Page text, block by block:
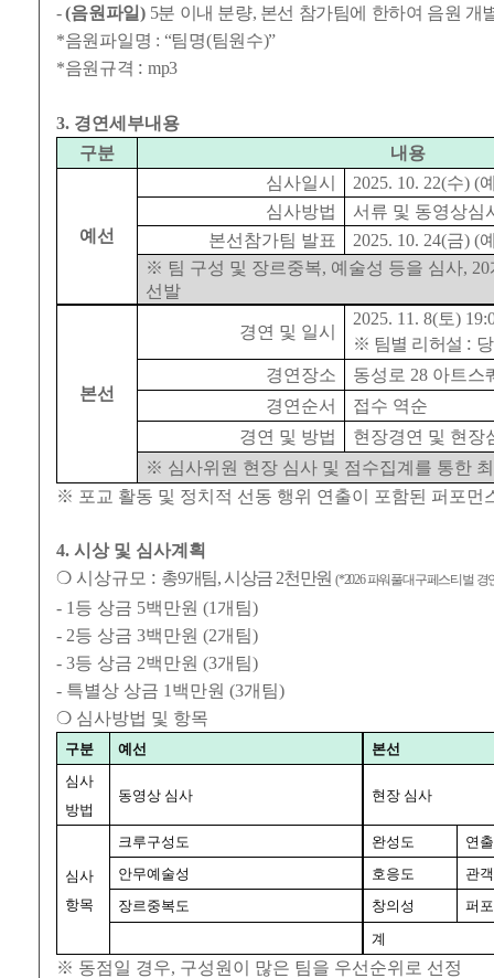
-(음원파일) 5분 이내 분량, 본선 참가팀에 한하여 음원 개
*음원파일명 : “팀명(팀원수)”
*음원규격 :mp3
3. 경연세부내용
구분
내용
예선
심사일시 2025. 10. 22(수) (
심사방법
서류 및 동영상심
본선참가팀 발표
2025. 10. 24(금) (
※ 팀 구성 및 장르중복, 예술성 등을 심사, 20
선발
본선
경연 및 일시
2025. 11. 8(토)
※ 팀별 리허설 :
경연장소
동성로 28 아트스
경연순서
접수 역순
경연 및 방법
현장경연 및 현장
※ 심사위원 현장 심사 및 점수집계를 통한
※ 포교 활동 및 정치적 선동 행위 연출이 포함된 퍼포먼
4. 시상 및 심사계획
❍ 시상규모 : 총9개팀,시상금 2천만원(*2026파워풀대구페스티벌 경
- 1 등 상금 5백만원 (1 개팀)
- 2등 상금 3백만원 (2개팀)
- 3등 상금 2백만원 (3개팀)
- 특별상 상금 1 백만원 (3개팀)
❍ 심사방법 및 항목
구분 예선
본선
심사
방법
동영상 심사 현장 심사
심사
항목
크루구성도 완성도
연
안무예술성
호응도
관
장르중복도
창의성
퍼
계
※ 동점일 경우, 구성원이 많은 팀을 우선순위로 선정